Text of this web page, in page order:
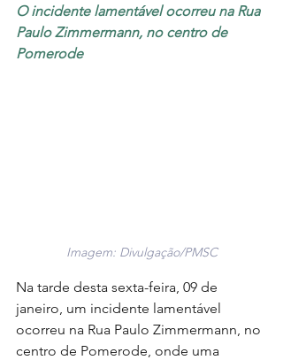
O incidente lamentável ocorreu na Rua
Paulo Zimmermann, no centro de
Pomerode
Imagem: Divulgação/PMSC
Na tarde desta sexta-feira, 09 de
janeiro, um incidente lamentável
ocorreu na Rua Paulo Zimmermann, no
centro de Pomerode, onde uma